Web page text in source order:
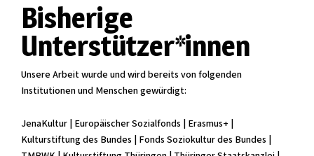
Bisherige
Unterstützer*innen
Unsere Arbeit wurde und wird bereits von folgenden
Institutionen und Menschen gewürdigt:
JenaKultur | Europäischer Sozialfonds | Erasmus+ |
Kulturstiftung des Bundes | Fonds Soziokultur des Bundes |